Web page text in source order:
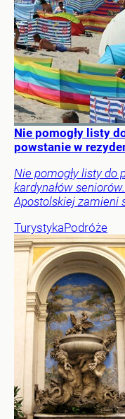
Nie pomogły listy
powstanie w
Nie pomogły listy do
kardynałów
Apostolskiej zamieni
TurystykaPodróże